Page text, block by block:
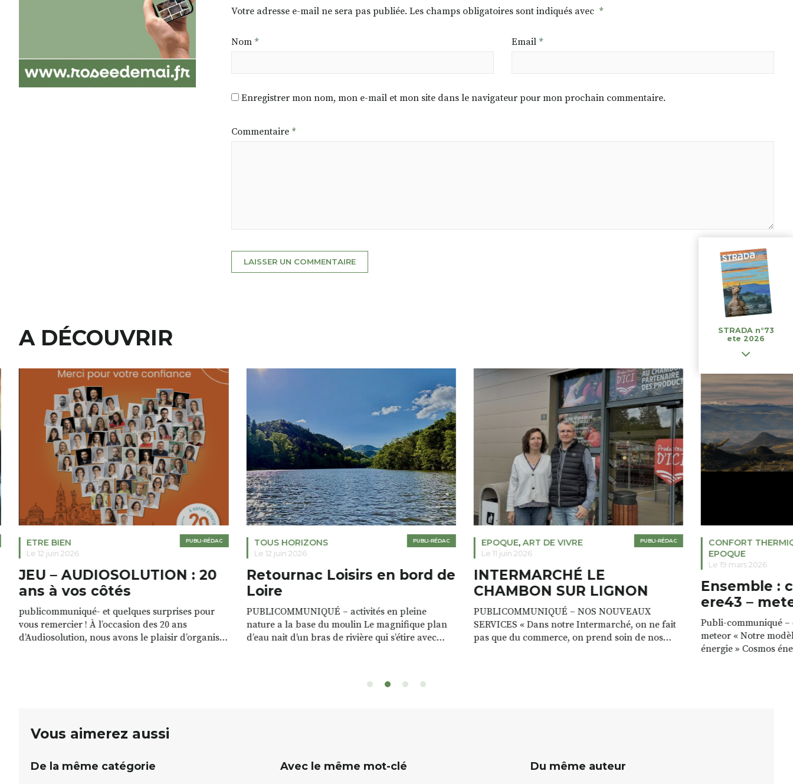
Votre adresse e-mail ne sera pas publiée. Les champs obligatoires sont indiqués avec *
Nom * Email *
Enregistrer mon nom, mon e-mail et mon site dans le navigateur pour mon prochain commentaire.
Commentaire *
A DÉCOUVRIR
PUBLI-RÉDAC
ETRE BIEN
Le 12 juin 2026
JEU – AUDIOSOLUTION : 20
ans à vos côtés
publicommuniqué- et quelques surprises pour
vous remercier ! À l’occasion des 20 ans
d’Audiosolution, nous avons le plaisir d’organiser
PUBLI-RÉDAC
TOUS HORIZONS
Le 12 juin 2026
Retournac Loisirs en bord de
Loire
PUBLICOMMUNIQUÉ – activités en pleine
nature a la base du moulin Le magnifique plan
d’eau nait d’un bras de rivière qui s’étire avec
PUBLI-RÉDAC
EPOQUE,ART DE VIVRE
Le 11 juin 2026
INTERMARCHÉ LE
CHAMBON SUR LIGNON
PUBLICOMMUNIQUÉ – NOS NOUVEAUX
SERVICES « Dans notre Intermarché, on ne fait
pas que du commerce, on prend soin de nos
CONFORT
EPOQUE
Le 19 mars 2026
Ensemble :
ere43 –
Publi-communiqué –
meteor « Notre
énergie » Cosmos
Vous aimerez aussi
De la même catégorie
Avec le même mot-clé
Du même auteur
STRADA n°73
ete 2026